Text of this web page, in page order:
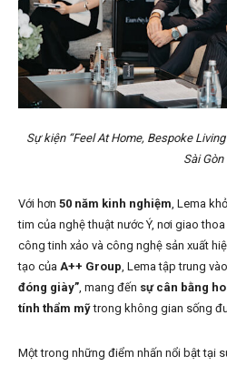
Sự kiện “Feel At Home, Bespoke
Sài Gòn
Với hơn 50 năm kinh nghiệm, Lema
tim của nghệ thuật nước Ý, nơi giao
công tinh xảo và công nghệ sản xuất
tạo của A++ Group, Lema tập trung
đóng giày”, mang đến sự cân bằng
tính thẩm mỹtrong không gian sống
Một trong những điểm nhấn nổi bật tại